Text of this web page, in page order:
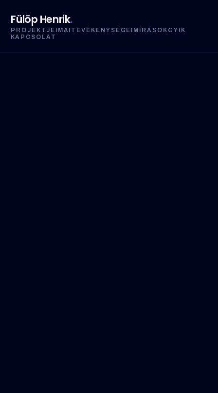
Fülöp Henrik.
PROJEKTJEIM AI TEVÉKENYSÉGEIM ÍRÁSOK GYIK
KAPCSOLAT